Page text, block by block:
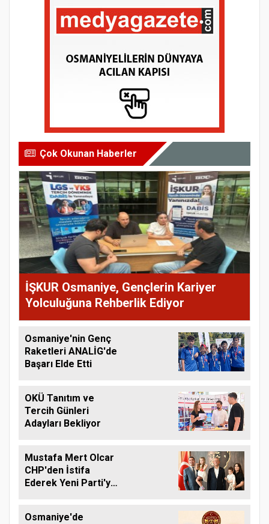
Çok Okunan Haberler
İŞKUR Osmaniye, Gençlerin Kariyer
Yolculuğuna Rehberlik Ediyor
Osmaniye'nin Genç
Raketleri ANALİG'de
Başarı Elde Etti
OKÜ Tanıtım ve
Tercih Günleri
Adayları Bekliyor
Mustafa Mert Olcar
CHP'den İstifa
Ederek Yeni Parti'ye
Osmaniye'de